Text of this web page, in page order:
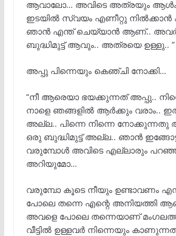
ആവാലോ… അവിടെ അത്രയും ആള്
ഇടയില്സ്വയം എണീറ്റു നിൽക്കാൻ
ഞാന്എന്ത് ചെയ്യാൻ ആണ്..
ബുദ്ധിമുട്ട്‌ ആവും.. അത്രയെ ഉള്ളു.. ”
അപ്പു പിന്നെയും കെഞ്ചി നോക്കി…
“നീ ആരെയാ ഭയക്കുന്നത് അപ്പു..
നാളെ ഞങ്ങളില്ആര്ക്കും വരാം..
അല്ല.. പിന്നെ നിന്നെ നോക്കുന്നതു
ഒരു ബുദ്ധിമുട്ട് അല്ല.. ഞാൻ
വരുമ്പോള്അവിടെ എല്ലാരും
അറിയുമോ…
വരുമ്പോ കൂടെ നീയും ഉണ്ടാവണം
പോലെ തന്നെ എന്റെ അനിയത്തി
അവളെ പോലെ തന്നെയാണ്
വീട്ടില്ഉള്ളവര്നിന്നെയും